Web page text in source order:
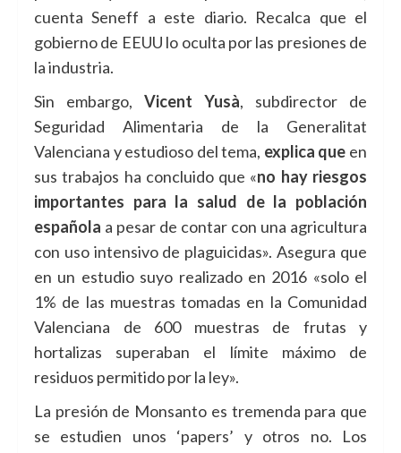
cuenta Seneff a este diario. Recalca que el
gobierno de EEUU lo oculta por las presiones de
la industria.
Sin embargo, Vicent Yusà, subdirector de
Seguridad Alimentaria de la Generalitat
Valenciana y estudioso del tema, explica que en
sus trabajos ha concluido que «no hay riesgos
importantes para la salud de la población
española a pesar de contar con una agricultura
con uso intensivo de plaguicidas». Asegura que
en un estudio suyo realizado en 2016 «solo el
1% de las muestras tomadas en la Comunidad
Valenciana de 600 muestras de frutas y
hortalizas superaban el límite máximo de
residuos permitido por la ley».
La presión de Monsanto es tremenda para que
se estudien unos ‘papers’ y otros no. Los